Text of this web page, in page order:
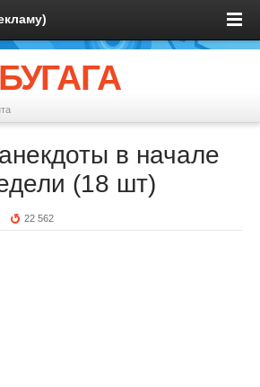
БУГАГА
в начале
(18 шт)
22 562